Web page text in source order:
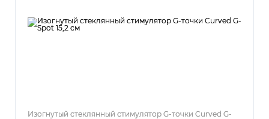
Изогнутый стеклянный стимулятор G-точки Curved G-